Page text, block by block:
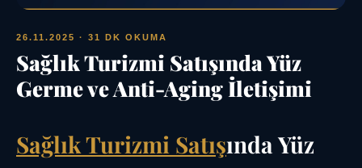
26.11.2025 · 31 DK OKUMA
Sağlık Turizmi Satışında Yüz
Germe ve Anti-Aging İletişimi
Sağlık Turizmi Satışında Yüz